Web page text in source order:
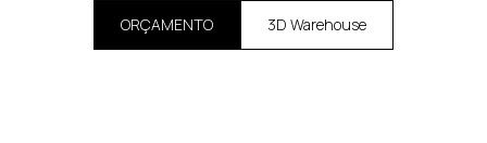
ORÇAMENTO 3D Warehouse